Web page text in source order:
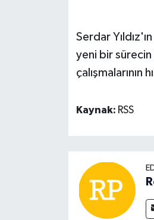
Serdar
yeni bir
çalışmalarının
Kaynak: RSS